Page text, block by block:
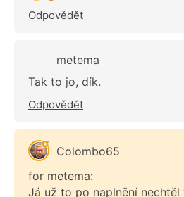
Odpovědět
metema
Tak to jo, dík.
Odpovědět
Colombo65
for metema:
Já už to po naplnění